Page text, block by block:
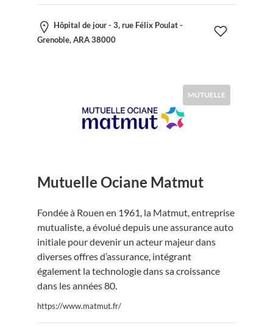
Hôpital de jour - 3, rue Félix Poulat -
Grenoble, ARA 38000
MUTUELLE
Mutuelle Ociane Matmut
Fondée à Rouen en 1961, la Matmut, entreprise
mutualiste, a évolué depuis une assurance auto
initiale pour devenir un acteur majeur dans
diverses offres d’assurance, intégrant
également la technologie dans sa croissance
dans les années 80.
https://www.matmut.fr/